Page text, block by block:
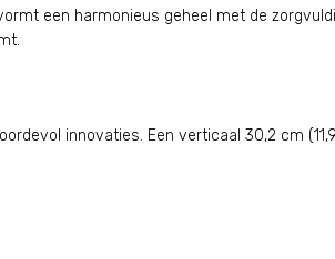
een harmonieus geheel met de
innovaties. Een verticaal 30,2 cm